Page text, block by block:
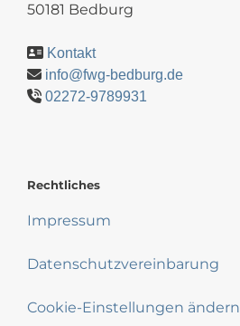
50181 Bedburg
Kontakt
info@fwg-bedburg.de
02272-9789931
Rechtliches
Impressum
Datenschutzvereinbarung
Cookie-Einstellungen ändern